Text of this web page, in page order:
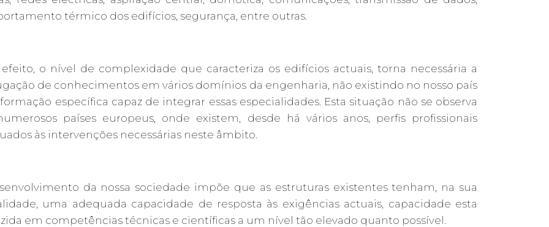
térmico dos edifícios, segurança, entre outras.
o nível de complexidade que caracteriza os edifícios actuais, torna necessária a
de conhecimentos em vários domínios da engenharia, não existindo no nosso país
específica capaz de integrar essas especialidades. Esta situação não se observa
países europeus, onde existem, desde há vários anos, perfis profissionais
às intervenções necessárias neste âmbito.
da nossa sociedade impõe que as estruturas existentes tenham, na sua
uma adequada capacidade de resposta às exigências actuais, capacidade esta
em competências técnicas e científicas a um nível tão elevado quanto possível.